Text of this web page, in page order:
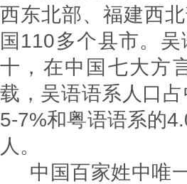
西东北部、福建西
国110多个县市。
十，在中国七大方
载，吴语语系人口
5-7%和粤语语系的
人。
中国百家姓中唯一